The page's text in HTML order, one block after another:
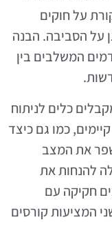
על חוקים
על הסביבה. הבנה
המשלבים בין
כלים לניתוח
כמו גם כיצד
את המצב
להנחות את
חקיקה עם
המציעות קורסים